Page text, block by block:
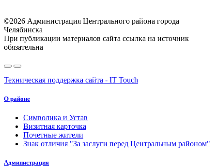
©2026 Администрация Центрального района города
Челябинска
При публикации материалов сайта ссылка на источник
обязательна
Техническая поддержка сайта - IT Touch
О районе
Символика и Устав
Визитная карточка
Почетные жители
Знак отличия "За заслуги перед Центральным районом"
Администрация